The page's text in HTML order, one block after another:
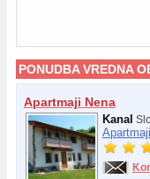
PONUDBA VREDNA
Apartmaji Nena
Kanal